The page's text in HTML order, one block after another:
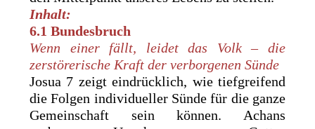
Inhalt:
6.1 Bundesbruch
Wenn einer fällt, leidet das Volk – die
zerstörerische Kraft der verborgenen Sünde
Josua 7 zeigt eindrücklich, wie tiefgreifend
die Folgen individueller Sünde für die ganze
Gemeinschaft sein können. Achans